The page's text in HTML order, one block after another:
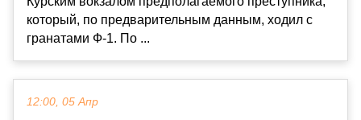
который, по предварительным данным, ходил с
гранатами Ф-1. По ...
12:00, 05 Апр